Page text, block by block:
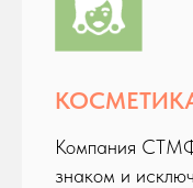
Компания
знаком и